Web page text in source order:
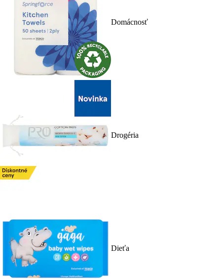
Domácnosť
Drogéria
Dieťa